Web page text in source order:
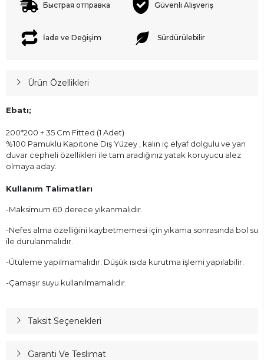
Быстрая отправка Güvenli Alışveriş
İade ve Değişim Sürdürülebilir
Ürün Özellikleri
Ebatı;
200*200 + 35 Cm Fitted (1 Adet)
%100 Pamuklu Kapitone Dış Yüzey , kalın iç elyaf dolgulu ve yan
duvar cepheli özellikleri ile tam aradığınız yatak koruyucu alez
olmaya aday.
Kullanım Talimatları
-Maksimum 60 derece yıkanmalıdır.
-Nefes alma özelliğini kaybetmemesi için yıkama sonrasında bol su
ile durulanmalıdır.
-Ütüleme yapılmamalıdır. Düşük ısıda kurutma işlemi yapılabilir.
-Çamaşır suyu kullanılmamalıdır.
Taksit Seçenekleri
Garanti Ve Teslimat